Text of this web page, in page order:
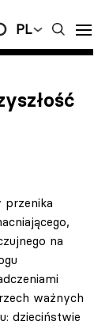
PL
przenika
na
ważnych
dzieciństwie